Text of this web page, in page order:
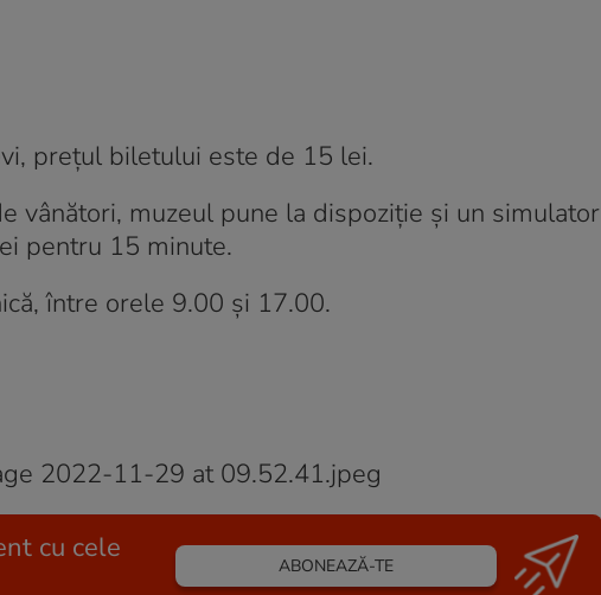
prețul biletului este de 15 lei.
vânători, muzeul pune la dispoziție și un simulator
pentru 15 minute.
între orele 9.00 și 17.00.
cu cele
ABONEAZĂ-TE